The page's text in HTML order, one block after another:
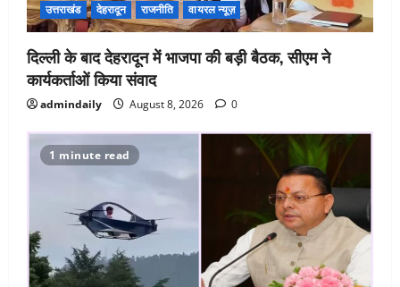
उत्तराखंड देहरादून राजनीति वायरल न्यूज़
दिल्ली के बाद देहरादून में भाजपा की बड़ी बैठक, सीएम ने
कार्यकर्ताओं किया संवाद
admindaily August 8, 2026 0
1 minute read